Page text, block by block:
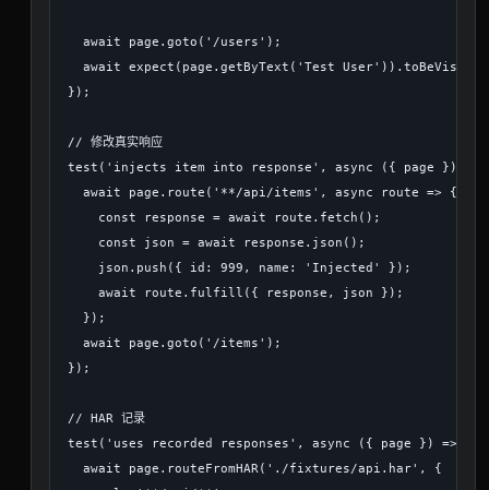
  await page.goto('/users');
await expect(page.getByText('Test
});
// 修改真实响应
test('injects item into response', async ({ page }) =>
  await page.route('**/api/items', async route => {
    const response = await route.fetch();
    const json = await response.json();
    json.push({ id: 999, name: 'Injected' });
    await route.fulfill({ response, json });
  });
  await page.goto('/items');
});
// HAR 记录
test('uses recorded responses', async ({ page }) => {
  await page.routeFromHAR('./fixtures/api.har', {